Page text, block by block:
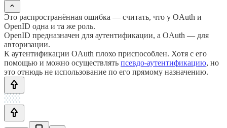
Это распространённая ошибка — считать, что у OAuth и
OpenID одна и та же роль.
OpenID предназначен для аутентификации, а OAuth — для
авторизации.
К аутентификации OAuth плохо приспособлен. Хотя с его
помощью и можно осуществлять псевдо-аутентификацию, но
это отнюдь не использование по его прямому назначению.